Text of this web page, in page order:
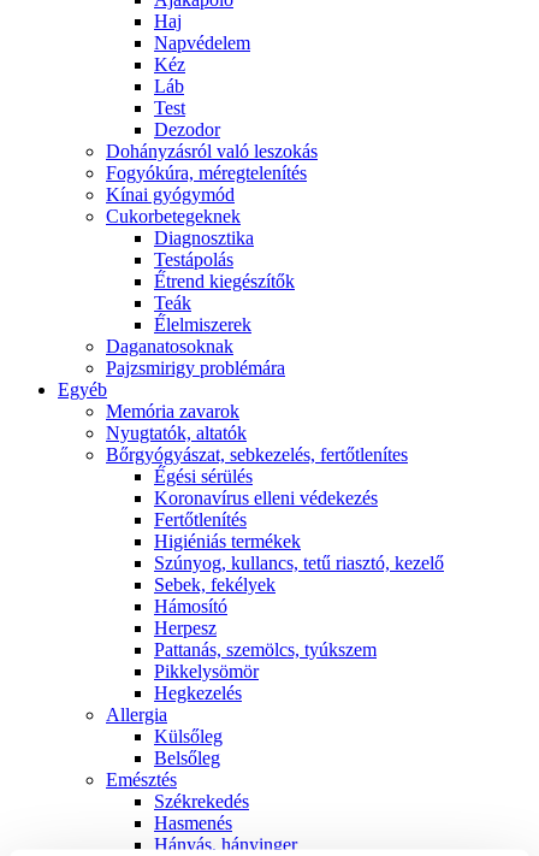
Haj
Napvédelem
Kéz
Láb
Test
Dezodor
Dohányzásról való leszokás
Fogyókúra, méregtelenítés
Kínai gyógymód
Cukorbetegeknek
Diagnosztika
Testápolás
É́trend kiegészítők
Teák
É́lelmiszerek
Daganatosoknak
Pajzsmirigy problémára
Egyéb
Memória zavarok
Nyugtatók, altatók
Bőrgyógyászat, sebkezelés, fertőtlenítes
É́gési sérülés
Koronavírus elleni védekezés
Fertőtlenítés
Higiéniás termékek
Szúnyog, kullancs, tetű riasztó, kezelő
Sebek, fekélyek
Hámosító
Herpesz
Pattanás, szemölcs, tyúkszem
Pikkelysömör
Hegkezelés
Allergia
Külsőleg
Belsőleg
Emésztés
Székrekedés
Hasmenés
Hányás, hányinger